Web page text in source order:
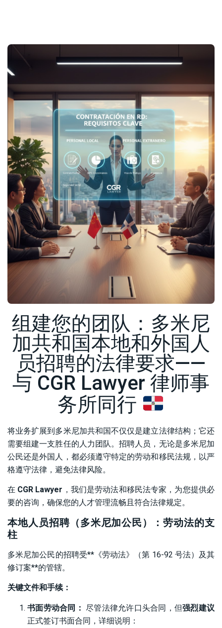
组建您的团队：多米尼
加共和国本地和外国人
员招聘的法律要求——
与 CGR Lawyer 律师事
务所同行
将业务扩展到多米尼加共和国不仅仅是建立法律结构；它还
需要组建一支胜任的人力团队。招聘人员，无论是多米尼加
公民还是外国人，都必须遵守特定的劳动和移民法规，以严
格遵守法律，避免法律风险。
在 CGR Lawyer ，我们是劳动法和移民法专家，为您提供必
要的咨询，确保您的人才管理流畅且符合法律规定。
本地人员招聘（多米尼加公民）：劳动法的支
柱
多米尼加公民的招聘受**《劳动法》（第 16-92 号法）及其
修订案**的管辖。
关键文件和手续：
书面劳动合同： 尽管法律允许口头合同，但强烈建议
正式签订书面合同，详细说明：